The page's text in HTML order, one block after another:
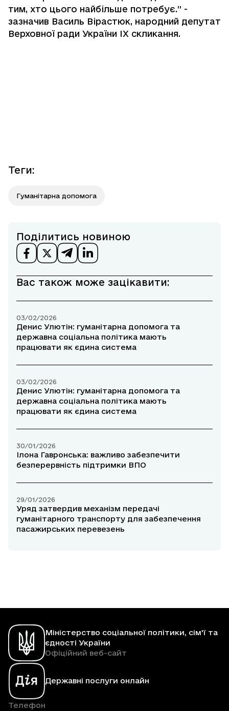
тим, хто цього найбільше потребує.” -
зазначив Василь Вірастюк, народний депутат
Верховної ради України ІХ скликання.
Теги:
Гуманітарна допомога
Поділитись новиною
Вас також може зацікавити:
03/02/2026
Денис Улютін: гуманітарна допомога та
державна соціальна політика мають
працювати як єдина система
03/02/2026
Денис Улютін: гуманітарна допомога та
державна соціальна політика мають
працювати як єдина система
30/01/2026
Ілона Гавронська: важливо забезпечити
безперервність підтримки ВПО
29/01/2026
Уряд затвердив механізм передачі
гуманітарного транспорту для забезпечення
пасажирських перевезень
Міністерство соціальної політики, сім'ї та
єдності України
Офіційний веб-сайт
Державні послуги онлайн
Телефон